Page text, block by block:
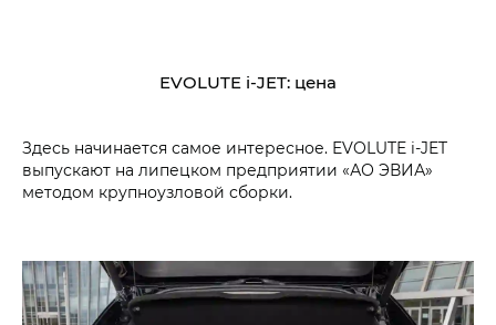
EVOLUTE i‑JET: цена
Здесь начинается самое интересное. EVOLUTE i‑JET
выпускают на липецком предприятии «АО ЭВИА»
методом крупноузловой сборки.